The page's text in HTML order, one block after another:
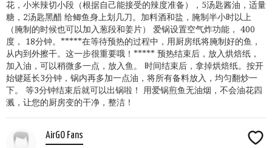
花，小米辣切小段（根据自己能接受的辣度准备），5汤匙酱油，适量
糖，2汤匙黑醋 给鲫鱼身上划几刀。加料酒和盐，腌制半小时以上
（腌制的时候也可以加入葱段和姜片） 爱锅设置空气炸功能， 400
度， 18分钟。*****在等待预热的过程中，用厨房纸将腌制好的鱼，
从内到外擦干。这一步很重要哦！***** 预热结束后，放入烘焙纸，
加入油，可以稍微多一点，放入鱼。 时间结束后，拿掉烘焙纸。按开
始键延长3分钟，锅内再多加一点油，将所有备料放入，均匀翻炒一
下。 等3分钟结束后就可以出锅啦！ 用爱锅煎鱼无油烟，不会油花四
溅，让您的厨房变的干净，整洁！
AirGO Fans